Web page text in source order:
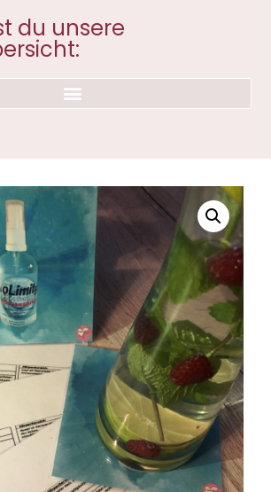
du unsere